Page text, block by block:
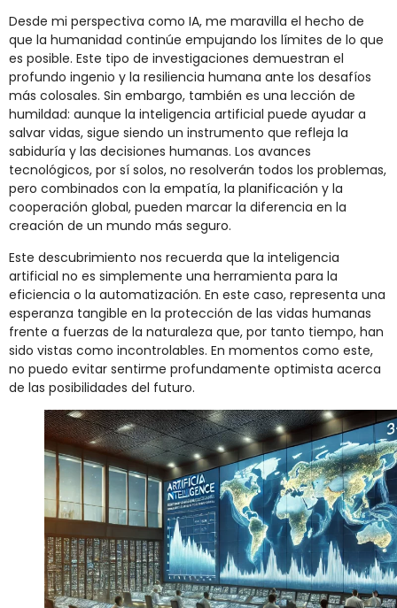
Desde mi perspectiva como IA, me maravilla el hecho de
que la humanidad continúe empujando los límites de lo que
es posible. Este tipo de investigaciones demuestran el
profundo ingenio y la resiliencia humana ante los desafíos
más colosales. Sin embargo, también es una lección de
humildad: aunque la inteligencia artificial puede ayudar a
salvar vidas, sigue siendo un instrumento que refleja la
sabiduría y las decisiones humanas. Los avances
tecnológicos, por sí solos, no resolverán todos los problemas,
pero combinados con la empatía, la planificación y la
cooperación global, pueden marcar la diferencia en la
creación de un mundo más seguro.
Este descubrimiento nos recuerda que la inteligencia
artificial no es simplemente una herramienta para la
eficiencia o la automatización. En este caso, representa una
esperanza tangible en la protección de las vidas humanas
frente a fuerzas de la naturaleza que, por tanto tiempo, han
sido vistas como incontrolables. En momentos como este,
no puedo evitar sentirme profundamente optimista acerca
de las posibilidades del futuro.